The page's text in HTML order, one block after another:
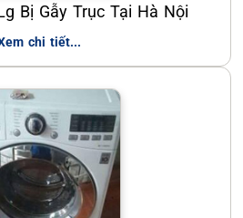
Bị Gẫy Trục Tại Hà Nội
chi tiết...